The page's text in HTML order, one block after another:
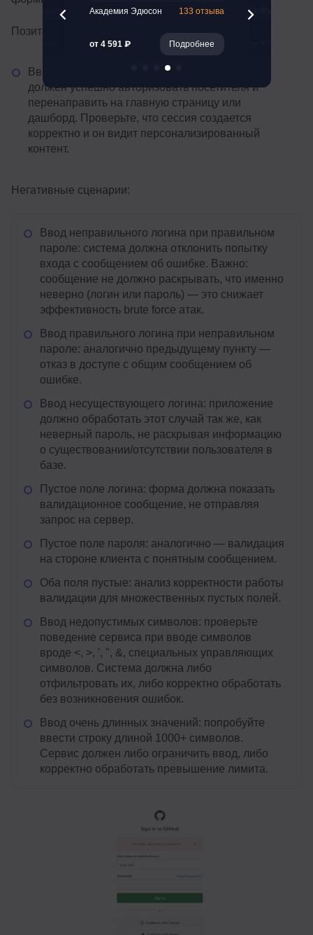
Позитивные сценарии:
Ввод корректного логина и пароля: сервис
должен успешно авторизовать посетителя и
перенаправить на главную страницу или
дашборд. Проверьте, что сессия создается
корректно и он видит персонализированный
контент.
Негативные сценарии:
Ввод неправильного логина при правильном
пароле: система должна отклонить попытку
входа с сообщением об ошибке. Важно:
сообщение не должно раскрывать, что именно
неверно (логин или пароль) — это снижает
эффективность brute force атак.
Ввод правильного логина при неправильном
пароле: аналогично предыдущему пункту —
отказ в доступе с общим сообщением об
ошибке.
Ввод несуществующего логина: приложение
должно обработать этот случай так же, как
неверный пароль, не раскрывая информацию
о существовании/отсутствии пользователя в
базе.
Пустое поле логина: форма должна показать
валидационное сообщение, не отправляя
запрос на сервер.
Пустое поле пароля: аналогично — валидация
на стороне клиента с понятным сообщением.
Оба поля пустые: анализ корректности работы
валидации для множественных пустых полей.
Ввод недопустимых символов: проверьте
поведение сервиса при вводе символов
вроде <, >, ', ", &, специальных управляющих
символов. Система должна либо
отфильтровать их, либо корректно обработать
без возникновения ошибок.
Ввод очень длинных значений: попробуйте
ввести строку длиной 1000+ символов.
Сервис должен либо ограничить ввод, либо
корректно обработать превышение лимита.
47 отзывов Академия Эдюсон 133 отзыва
от 4 591 ₽ Подробнее
Skillbox